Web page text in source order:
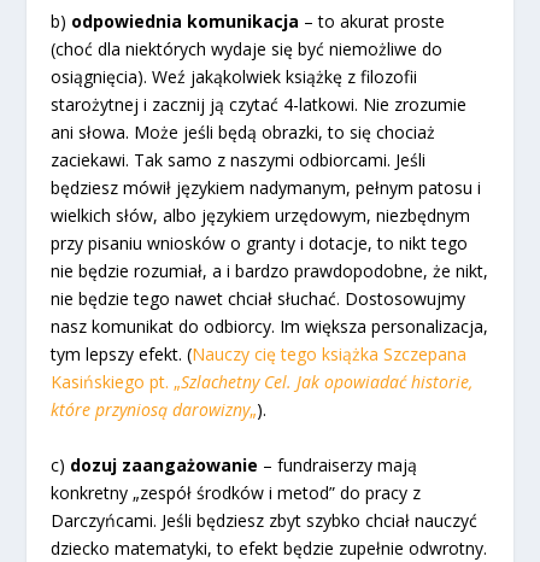
b) odpowiednia komunikacja – to akurat proste
(choć dla niektórych wydaje się być niemożliwe do
osiągnięcia). Weź jakąkolwiek książkę z filozofii
starożytnej i zacznij ją czytać 4-latkowi. Nie zrozumie
ani słowa. Może jeśli będą obrazki, to się chociaż
zaciekawi. Tak samo z naszymi odbiorcami. Jeśli
będziesz mówił językiem nadymanym, pełnym patosu i
wielkich słów, albo językiem urzędowym, niezbędnym
przy pisaniu wniosków o granty i dotacje, to nikt tego
nie będzie rozumiał, a i bardzo prawdopodobne, że nikt,
nie będzie tego nawet chciał słuchać. Dostosowujmy
nasz komunikat do odbiorcy. Im większa personalizacja,
tym lepszy efekt. (Nauczy cię tego książka Szczepana
Kasińskiego pt. „Szlachetny Cel. Jak opowiadać historie,
które przyniosą darowizny„).
c) dozuj zaangażowanie – fundraiserzy mają
konkretny „zespół środków i metod” do pracy z
Darczyńcami. Jeśli będziesz zbyt szybko chciał nauczyć
dziecko matematyki, to efekt będzie zupełnie odwrotny.